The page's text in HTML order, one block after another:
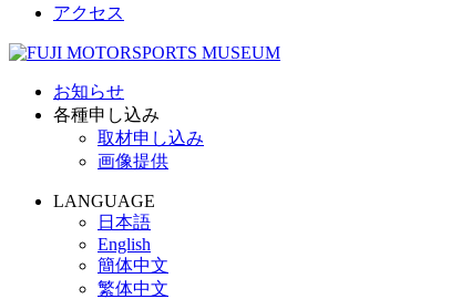
アクセス
お知らせ
各種申し込み
取材申し込み
画像提供
LANGUAGE
日本語
English
簡体中文
繁体中文